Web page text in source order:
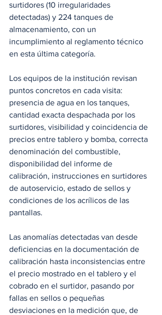
surtidores (10 irregularidades
detectadas) y 224 tanques de
almacenamiento, con un
incumplimiento al reglamento técnico
en esta última categoría.
Los equipos de la institución revisan
puntos concretos en cada visita:
presencia de agua en los tanques,
cantidad exacta despachada por los
surtidores, visibilidad y coincidencia de
precios entre tablero y bomba, correcta
denominación del combustible,
disponibilidad del informe de
calibración, instrucciones en surtidores
de autoservicio, estado de sellos y
condiciones de los acrílicos de las
pantallas.
Las anomalías detectadas van desde
deficiencias en la documentación de
calibración hasta inconsistencias entre
el precio mostrado en el tablero y el
cobrado en el surtidor, pasando por
fallas en sellos o pequeñas
desviaciones en la medición que, de